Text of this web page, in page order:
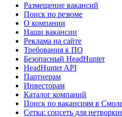
Размещение вакансий
Поиск по резюме
О компании
Наши вакансии
Реклама на сайте
Требования к ПО
Безопасный HeadHunter
HeadHunter API
Партнерам
Инвесторам
Каталог компаний
Поиск по вакансиям в
Сетка: соцсеть для